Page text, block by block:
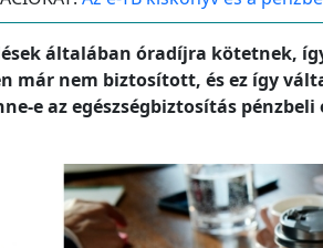
általában óradíjra kötetnek,
nem biztosított, és ez így
e az egészségbiztosítás